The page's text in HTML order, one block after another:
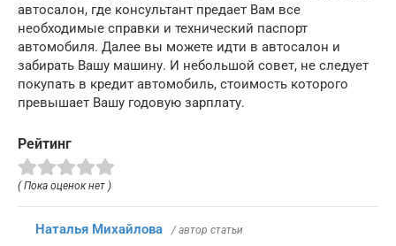
автосалон, где консультант предает Вам все
необходимые справки и технический паспорт
автомобиля. Далее вы можете идти в автосалон и
забирать Вашу машину. И небольшой совет, не следует
покупать в кредит автомобиль, стоимость которого
превышает Вашу годовую зарплату.
Рейтинг
( Пока оценок нет )
Наталья Михайлова / автор статьи